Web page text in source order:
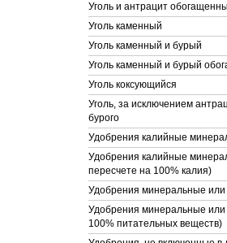
Уголь и антрацит
Уголь каменный
Уголь каменный и бурый
Уголь каменный и бурый
Уголь коксующийся
Уголь, за исключением
бурого
Удобрения калийные
Удобрения калийные
пересчете на 100% калия)
Удобрения минеральные или
Удобрения минеральные или
100% питательных веществ)